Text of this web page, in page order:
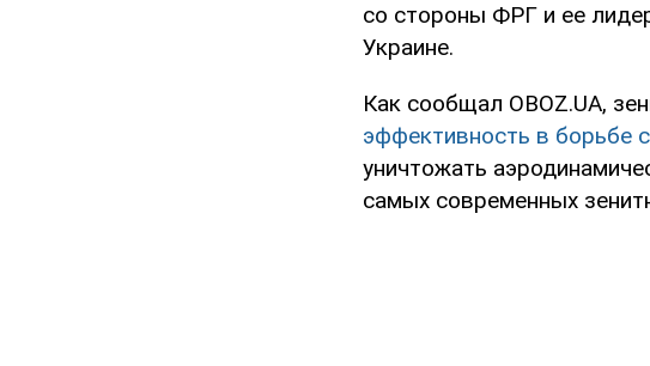
со стороны ФРГ и ее
Украине.
Как сообщал OBOZ.UA,
эффективность в борьбе
уничтожать
самых современных